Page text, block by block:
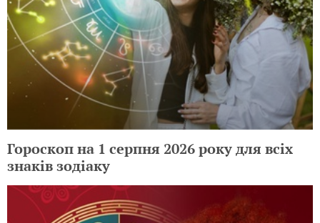
Гороскоп на 1 серпня 2026 року для всіх
знаків зодіаку